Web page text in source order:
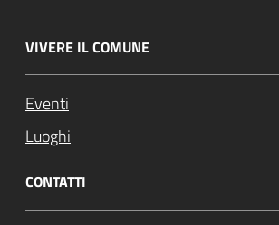
VIVERE IL COMUNE
Eventi
Luoghi
CONTATTI